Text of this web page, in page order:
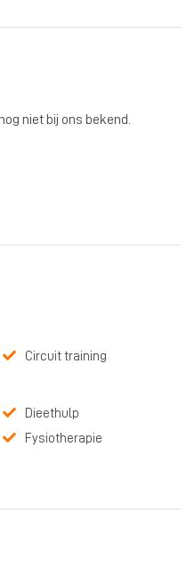
niet bij ons bekend.
Circuit training
Dieethulp
Fysiotherapie